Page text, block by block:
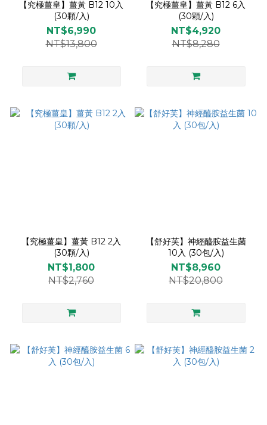
【究極薑皇】薑黃 B12 10入
(30顆/入)
NT$6,990
NT$13,800
【究極薑皇】薑黃 B12 6入
(30顆/入)
NT$4,920
NT$8,280
【究極薑皇】薑黃 B12 2入
(30顆/入)
NT$1,800
NT$2,760
【舒好芙】神經醯胺益生菌
10入 (30包/入)
NT$8,960
NT$20,800